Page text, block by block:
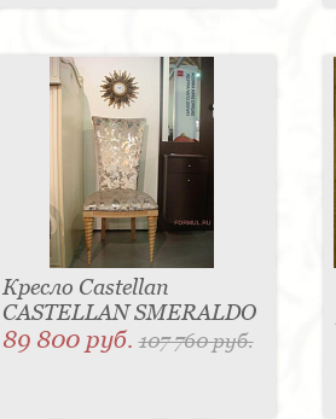
Кресло Castellan
CASTELLAN SMERALDO
89 800 руб.107 760 руб.